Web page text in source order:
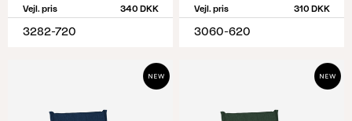
Vejl. pris 340 DKK
3282-720
Vejl. pris 310 DKK
3060-620